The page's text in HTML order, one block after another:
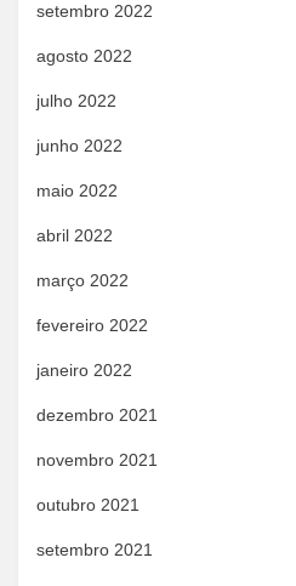
setembro 2022
agosto 2022
julho 2022
junho 2022
maio 2022
abril 2022
março 2022
fevereiro 2022
janeiro 2022
dezembro 2021
novembro 2021
outubro 2021
setembro 2021